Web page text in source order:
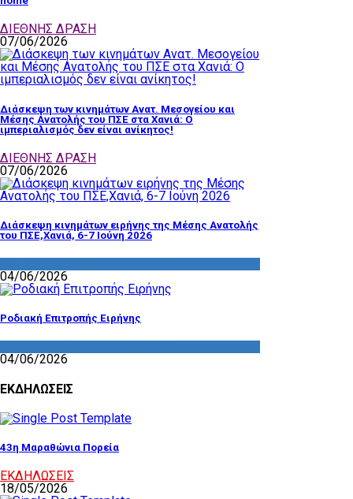
ΔΙΕΘΝΗΣ ΔΡΑΣΗ
07/06/2026
Διάσκεψη των κινημάτων Ανατ. Μεσογείου και
Μέσης Ανατολής του ΠΣΕ στα Χανιά: Ο
ιμπεριαλισμός δεν είναι ανίκητος!
ΔΙΕΘΝΗΣ ΔΡΑΣΗ
07/06/2026
Διάσκεψη κινημάτων ειρήνης της Μέσης Ανατολής
του ΠΣΕ,Χανιά, 6-7 Ιούνη 2026
04/06/2026
Ροδιακή Επιτροπής Ειρήνης
04/06/2026
ΕΚΔΗΛΩΣΕΙΣ
43η Μαραθώνια Πορεία
ΕΚΔΗΛΩΣΕΙΣ
18/05/2026